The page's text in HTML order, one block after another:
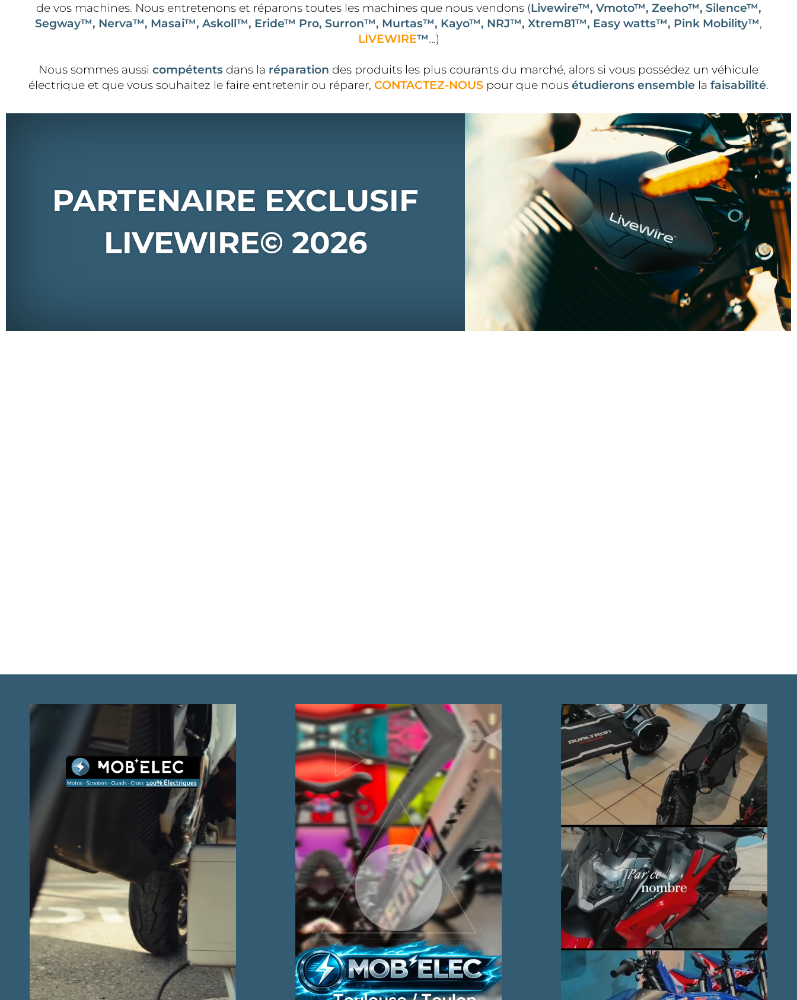
de vos machines. Nous entretenons et réparons toutes les machines que nous vendons (Livewire™, Vmoto™, Zeeho™, Silence™,
Segway™, Nerva™, Masai™, Askoll™, Eride™ Pro, Surron™, Murtas™, Kayo™, NRJ™, Xtrem81™, Easy watts™, Pink Mobility™,
LIVEWIRE™…)
Nous sommes aussi compétents dans la réparation des produits les plus courants du marché, alors si vous possédez un véhicule
électrique et que vous souhaitez le faire entretenir ou réparer, CONTACTEZ-NOUS pour que nous étudierons ensemble la faisabilité.
PARTENAIRE EXCLUSIF
LIVEWIRE© 2026